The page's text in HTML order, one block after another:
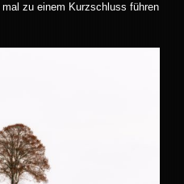
zu einem Kurzschluss führen